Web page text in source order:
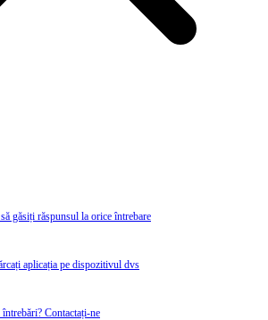
găsiți răspunsul la orice întrebare
aplicația pe dispozitivul dvs
Contactați‑ne